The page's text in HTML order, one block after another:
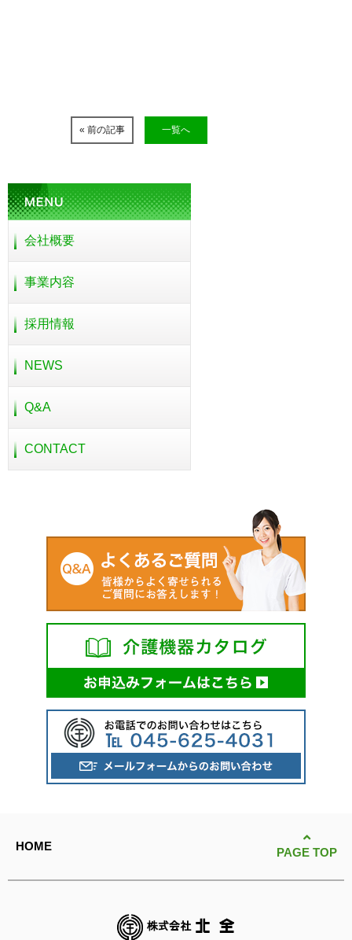
« 前の記事 一覧へ
会社概要
事業内容
採用情報
NEWS
Q&A
CONTACT
HOME PAGE TOP